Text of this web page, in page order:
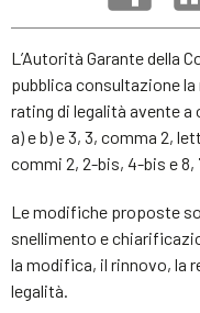
L’Autorità Garante della
pubblica consultazione
rating di legalità avente
a) e b) e 3, 3, comma 2,
commi 2, 2-bis, 4-bis e 8,
Le modifiche proposte
snellimento e
la modifica, il rinnovo, la
legalità.